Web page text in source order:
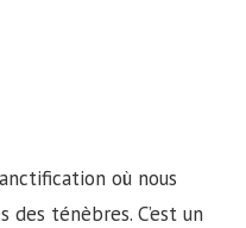
où nous
ténèbres. C’est un